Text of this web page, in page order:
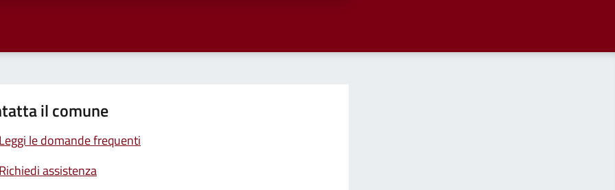
il comune
Leggi le domande frequenti
Richiedi assistenza